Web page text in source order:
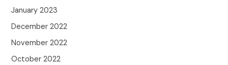
January 2023
December 2022
November 2022
October 2022